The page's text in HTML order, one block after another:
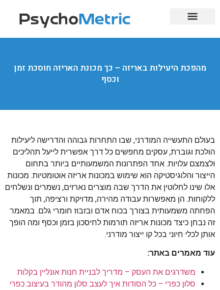
מהפכת היעילות באריזה – כך מכונת האריזה חוסכת זמן
וכסף
בעולם התעשייה המודרני, שבו התחרות גבוהה והדרישה ליעילות
הולכת וגוברת, עסקים מחפשים כל דרך אפשרית לייעל תהליכים
ולצמצם עלויות. אחד הפתרונות המשמעותיים ביותר בתחום
הייצור והלוגיסטיקה הוא שימוש במכונות אריזה אוטומטיות. מכונות
אלו שינו לחלוטין את הדרך שבה מוצרים נארזים, נשמרים ונשלחים
ללקוחות. הן מאפשרות עבודה מהירה, מדויקת ורציפה, תוך
הפחתה משמעותית בצורך בכוח אדם ובזבוז חומרי גלם. במאמר
זה נבחן כיצד מכונות אריזה תורמות לחיסכון בזמן וכסף ומה הופך
אותן לכלי חיוני בכל קו ייצור מודרני.
עוד מאמרים באתר:
משדרגים את העסק – מדריך לבניית חנות אונליין בקלות
סלון כפרי – כל הסודות איך לעצב סלון מהודר בעיצוב כפרי